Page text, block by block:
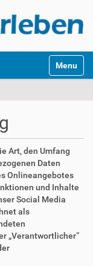
Toggle
Art, den Umfang
Daten
Onlineangebotes
und Inhalte
Social Media
als
„Verantwortlicher“